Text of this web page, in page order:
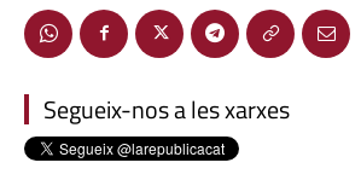
Segueix-nos a les xarxes